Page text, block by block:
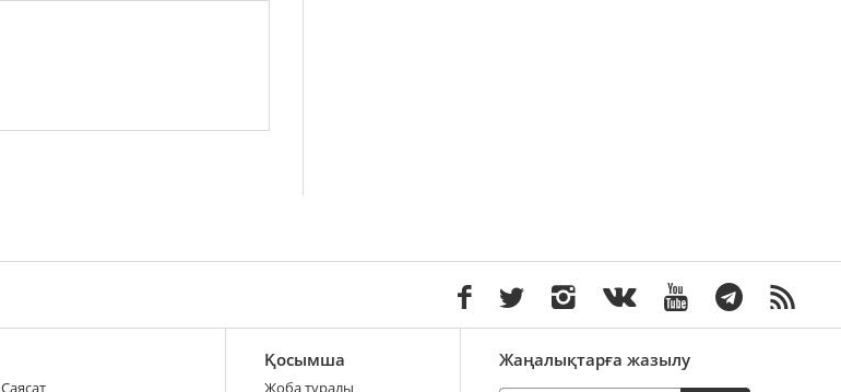
Саясат
Қосымша
Жоба туралы
Жаңалықтарға жазылу